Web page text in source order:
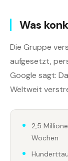
Was
Die Gruppe
aufgesetzt,
Google sagt:
Weltweit
2,5
Wochen